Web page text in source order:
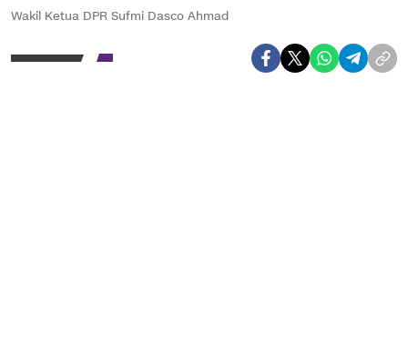
Wakil Ketua DPR Sufmi Dasco Ahmad